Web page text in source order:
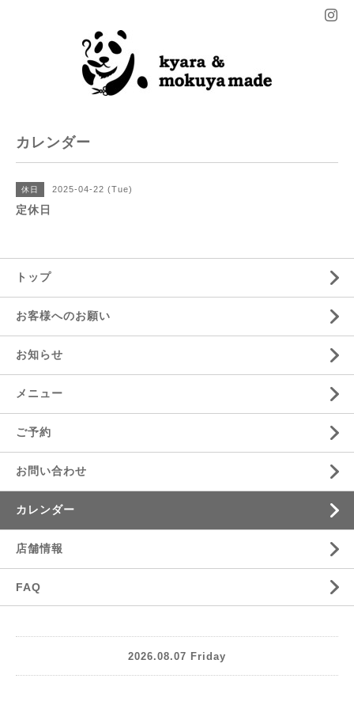
カレンダー
休日 2025-04-22 (Tue)
定休日
トップ
お客様へのお願い
お知らせ
メニュー
ご予約
お問い合わせ
カレンダー
店舗情報
FAQ
2026.08.07 Friday